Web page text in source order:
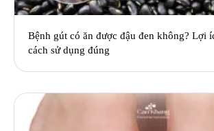
Bệnh gút có ăn được đậu đen không? Lợi
cách sử dụng đúng